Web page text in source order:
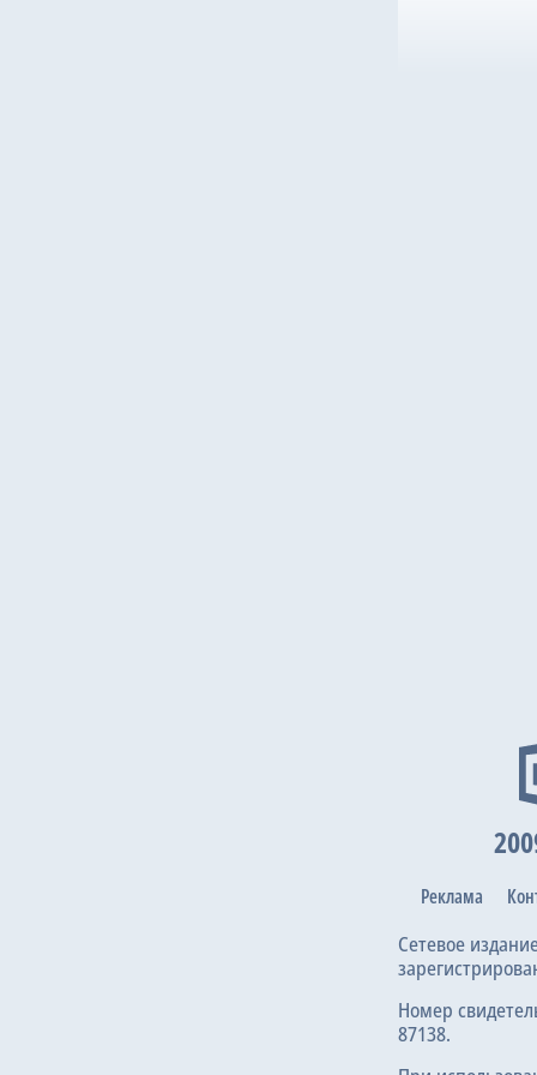
Реклама
Сетевое
Номер
87138.